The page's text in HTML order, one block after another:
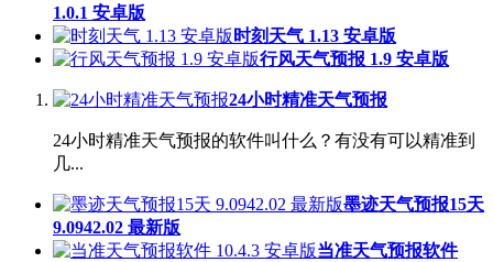
1.0.1 安卓版
时刻天气 1.13 安卓版
行风天气预报 1.9 安卓版
24小时精准天气预报
24小时精准天气预报的软件叫什么？有没有可以精准到
几...
墨迹天气预报15天
9.0942.02 最新版
当准天气预报软件